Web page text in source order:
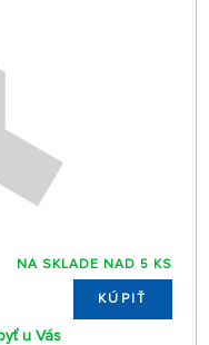
NA SKLADE NAD 5 KS
KÚPIŤ
u Vás